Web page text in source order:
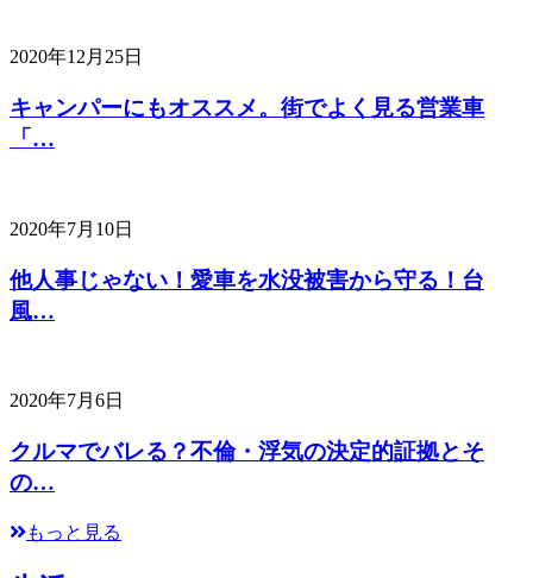
2020年12月25日
キャンパーにもオススメ。街でよく見る営業車
「…
2020年7月10日
他人事じゃない！愛車を水没被害から守る！台
風…
2020年7月6日
クルマでバレる？不倫・浮気の決定的証拠とそ
の…
もっと見る